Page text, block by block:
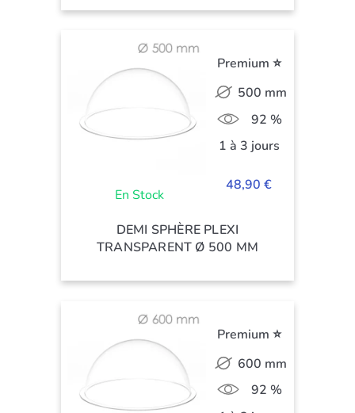
En Stock
Premium ⭐
500 mm
92 %
1 à 3 jours
48,90 €
DEMI SPHÈRE PLEXI
TRANSPARENT Ø 500 MM
Premium ⭐
600 mm
92 %